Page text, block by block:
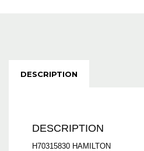
DESCRIPTION
DESCRIPTION
H70315830 HAMILTON